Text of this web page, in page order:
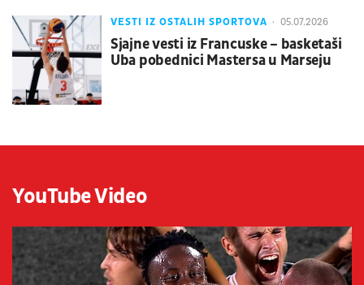
VESTI IZ OSTALIH SPORTOVA 05.07.2026
Sjajne vesti iz Francuske – basketaši
Uba pobednici Mastersa u Marseju
YouTube Video